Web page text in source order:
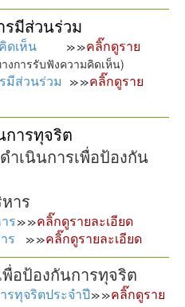
รมีส่วนร่วม
ดเห็น
คลิ๊กดูราย
งการรับฟังความคิดเห็น)
มีส่วนร่วม
คลิ๊กดูราย
ารทุจริต
ำเนินการเพื่อป้องกัน
าร
ร
คลิ๊กดูรายละเอียด
ร
คลิ๊กดูรายละเอียด
พื่อป้องกันการทุจริต
รทุจริตประจำปี
คลิ๊กดูราย